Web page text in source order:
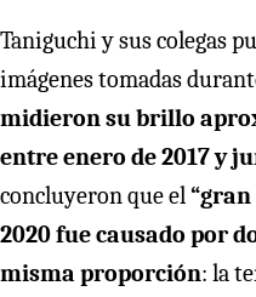
Taniguchi y sus colegas
imágenes tomadas
midieron su brillo
entre enero de 2017 y
concluyeron que el
2020 fue causado por
misma proporción: la